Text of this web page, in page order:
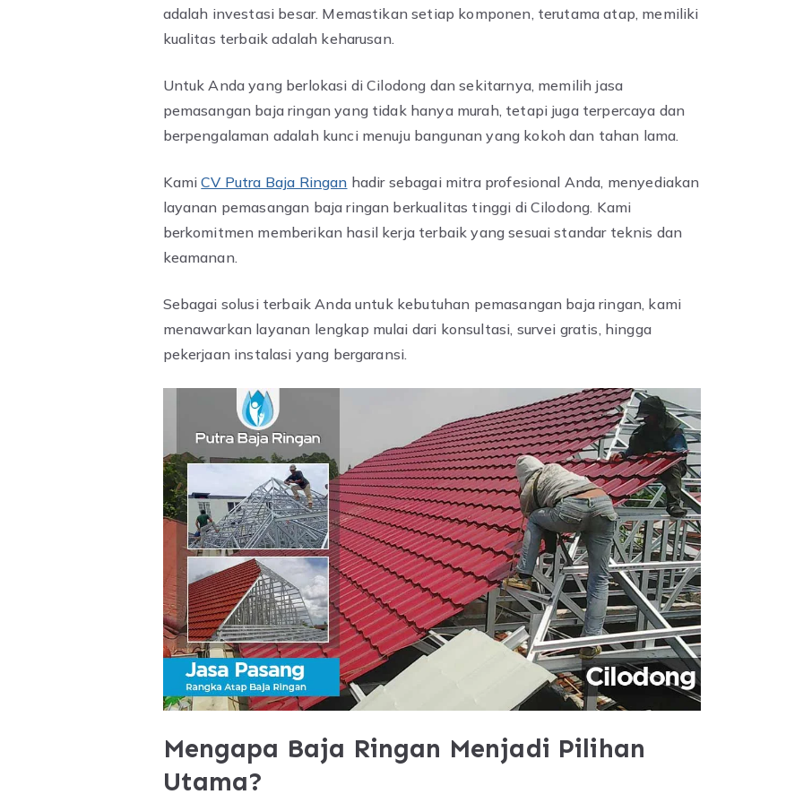
adalah investasi besar. Memastikan setiap komponen, terutama atap, memiliki
kualitas terbaik adalah keharusan.
Untuk Anda yang berlokasi di Cilodong dan sekitarnya, memilih jasa
pemasangan baja ringan yang tidak hanya murah, tetapi juga terpercaya dan
berpengalaman adalah kunci menuju bangunan yang kokoh dan tahan lama.
KamiCV Putra Baja Ringan hadir sebagai mitra profesional Anda, menyediakan
layanan pemasangan baja ringan berkualitas tinggi di Cilodong. Kami
berkomitmen memberikan hasil kerja terbaik yang sesuai standar teknis dan
keamanan.
Sebagai solusi terbaik Anda untuk kebutuhan pemasangan baja ringan, kami
menawarkan layanan lengkap mulai dari konsultasi, survei gratis, hingga
pekerjaan instalasi yang bergaransi.
Mengapa Baja Ringan Menjadi Pilihan
Utama?